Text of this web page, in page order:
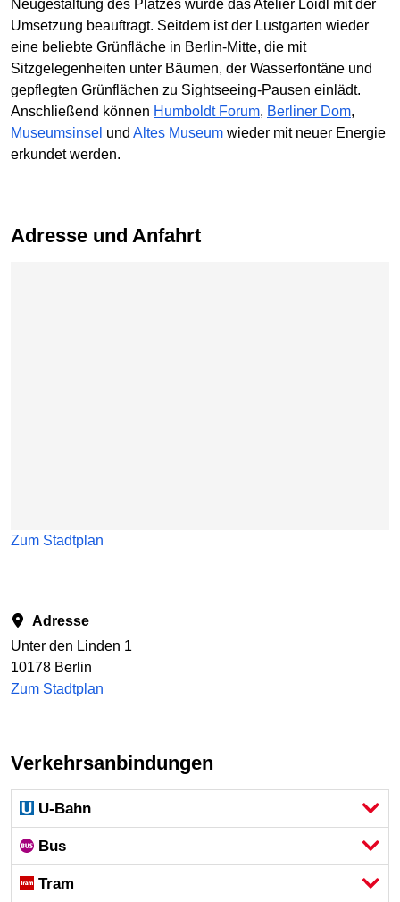
Neugestaltung des Platzes wurde das Atelier Loidl mit der
Umsetzung beauftragt. Seitdem ist der Lustgarten wieder
eine beliebte Grünfläche in Berlin-Mitte, die mit
Sitzgelegenheiten unter Bäumen, der Wasserfontäne und
gepflegten Grünflächen zu Sightseeing-Pausen einlädt.
Anschließend können Humboldt Forum, Berliner Dom,
Museumsinsel und Altes Museum wieder mit neuer Energie
erkundet werden.
Adresse und Anfahrt
Zum Stadtplan
Adresse
Unter den Linden 1
10178 Berlin
Zum Stadtplan
Verkehrsanbindungen
U-Bahn
Bus
Tram